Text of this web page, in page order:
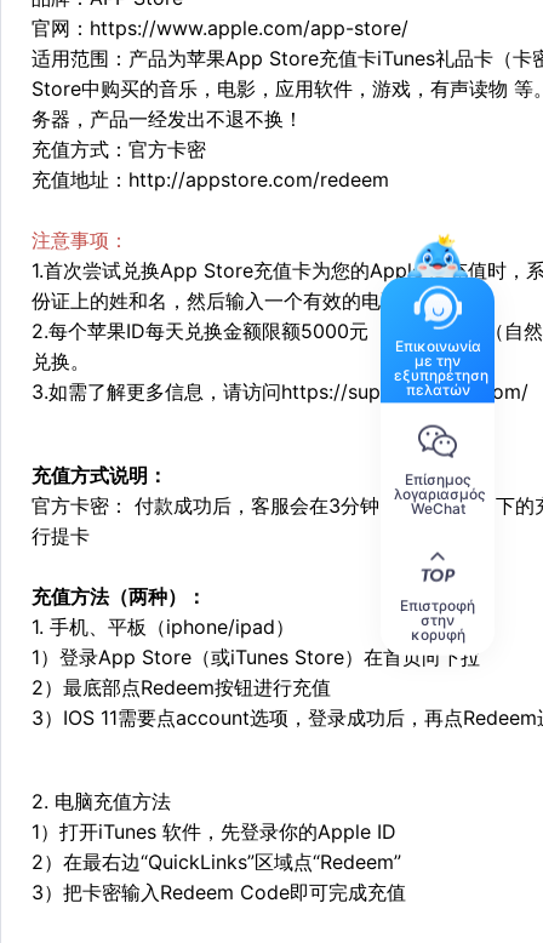
官网： https://www.apple.com/app-store/
适用范围：产品为苹果App Store充值卡iTunes礼品卡（
Store中购买的音乐，电影，应用软件，游戏，有声读物
务器，产品一经发出不退不换！
充值方式：官方卡密
充值地址： http://appstore.com/redeem
注意事项：
1.首次尝试兑换App Store充值卡为您的Apple ID充值时，
份证上的姓和名，然后输入一个有效的电话号码。
2.每个苹果ID每天兑换金额限额5000元（含），每年（自
兑换。
3.如需了解更多信息，请访问https://support.apple.com/
充值方式说明：
官方卡密： 付款成功后，客服会在3分钟以内根据您留下
行提卡
充值方法（两种）：
1. 手机、平板（iphone/ipad）
1）登录App Store（或iTunes Store）在首页向下拉
2）最底部点Redeem按钮进行充值
3）IOS 11需要点account选项，登录成功后，再点Redeem
2. 电脑充值方法
1）打开iTunes 软件，先登录你的Apple ID
2）在最右边“QuickLinks”区域点“Redeem”
3）把卡密输入Redeem Code即可完成充值
Επικοινωνία
με την
εξυπηρέτηση
πελατών
Επίσημος
λογαριασμός
WeChat
Επιστροφή
στην
κορυφή